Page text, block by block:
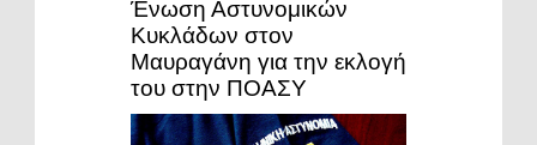
Ένωση Αστυνομικών
Κυκλάδων στον
Μαυραγάνη για την εκλογή
του στην ΠΟΑΣΥ